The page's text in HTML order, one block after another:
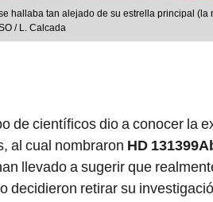
hallaba tan alejado de su estrella principal
/ L. Calcada
de científicos dio a conocer la
al cual nombraron HD
llevado a sugerir que
decidieron retirar su